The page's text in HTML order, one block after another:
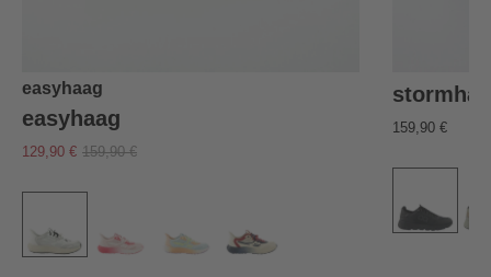
easyhaag
easyhaag
129,90 € 159,90 €
159,90 €